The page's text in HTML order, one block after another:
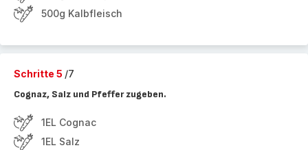
500g Kalbfleisch
Schritte 5 /7
Cognaz, Salz und Pfeffer zugeben.
1EL Cognac
1EL Salz